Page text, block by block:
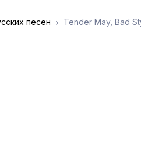
песен Tender May, Bad